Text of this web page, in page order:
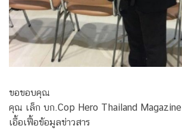
ขอขอบคุณ
คุณ เล็ก บก.Cop Hero Thailand Magazine
เอื้อเฟื้อข้อมูลข่าวสาร